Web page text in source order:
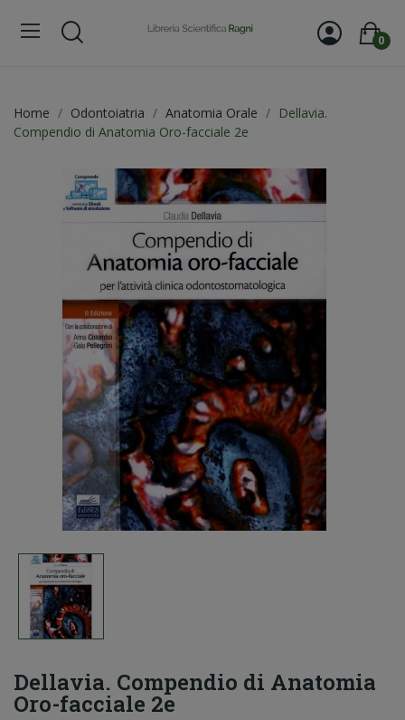
0
Home Odontoiatria Anatomia Orale
Dellavia.
Compendio di Anatomia Oro-facciale 2e
Dellavia. Compendio di Anatomia
Oro-facciale 2e